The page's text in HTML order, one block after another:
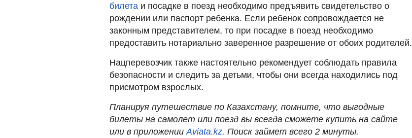
билета и посадке в поезд необходимо предъявить свидетельство о
рождении или паспорт ребенка. Если ребенок сопровождается не
законным представителем, то при посадке в поезд необходимо
предоставить нотариально заверенное разрешение от обоих родителей.
Нацперевозчик также настоятельно рекомендует соблюдать правила
безопасности и следить за детьми, чтобы они всегда находились под
присмотром взрослых.
Планируя путешествие по Казахстану, помните, что выгодные
билеты на самолет или поезд вы всегда сможете купить на сайте
или в приложении Aviata.kz. Поиск займет всего 2 минуты.